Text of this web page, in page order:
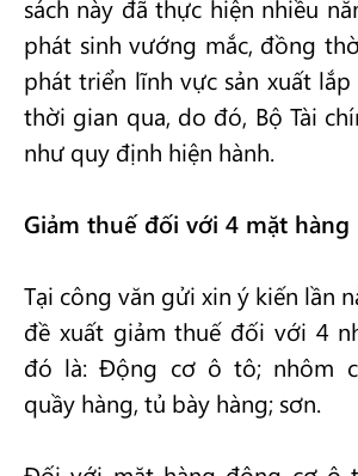
sách này đã thực hiện nhiều
phát sinh vướng mắc, đồng
phát triển lĩnh vực sản xuất
thời gian qua, do đó, Bộ Tài
như quy định hiện hành.
Giảm thuế đối với 4 mặt hàng
Tại công văn gửi xin ý kiến lần
đề xuất giảm thuế đối với 4
đó là: Động cơ ô tô; nhôm
quầy hàng, tủ bày hàng; sơn.